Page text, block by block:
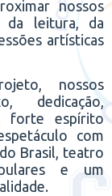
nossos
da leitura, da
artísticas
nossos
dedicação,
forte espírito
com
Brasil, teatro
e um